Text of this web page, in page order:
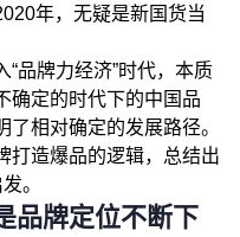
年，无疑是新国货当
品牌力经济”时代，本质
确定的时代下的中国品
相对确定的发展路径。
打造爆品的逻辑，总结出
。
品牌定位不断下